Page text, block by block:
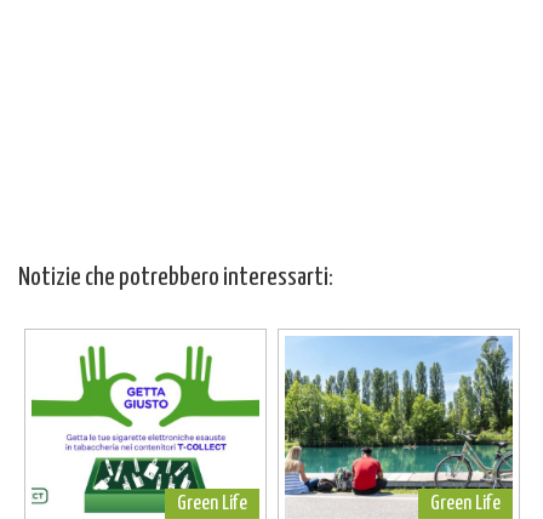
Notizie che potrebbero interessarti:
Green Life Green Life